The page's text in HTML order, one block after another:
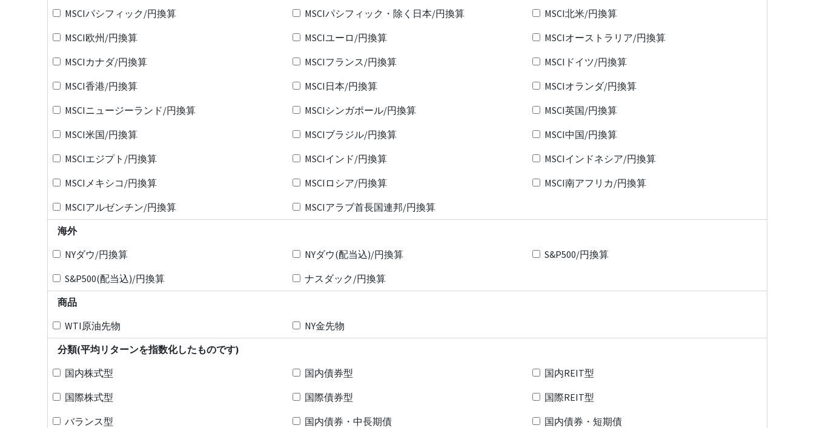
MSCIパシフィック/円換算
MSCIパシフィック・除く日本/円換算
MSCI北米/円換算
MSCI欧州/円換算
MSCIユーロ/円換算
MSCIオーストラリア/円換算
MSCIカナダ/円換算
MSCIフランス/円換算
MSCIドイツ/円換算
MSCI香港/円換算
MSCI日本/円換算
MSCIオランダ/円換算
MSCIニュージーランド/円換算
MSCIシンガポール/円換算
MSCI英国/円換算
MSCI米国/円換算
MSCIブラジル/円換算
MSCI中国/円換算
MSCIエジプト/円換算
MSCIインド/円換算
MSCIインドネシア/円換算
MSCIメキシコ/円換算
MSCIロシア/円換算
MSCI南アフリカ/円換算
MSCIアルゼンチン/円換算
MSCIアラブ首長国連邦/円換算
海外
NYダウ/円換算
NYダウ(配当込)/円換算
S&P500/円換算
S&P500(配当込)/円換算
ナスダック/円換算
商品
WTI原油先物
NY金先物
分類(平均リターンを指数化したものです)
国内株式型
国内債券型
国内REIT型
国際株式型
国際債券型
国際REIT型
バランス型
国内債券・中長期債
国内債券・短期債